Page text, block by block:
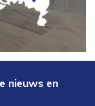
nieuws en